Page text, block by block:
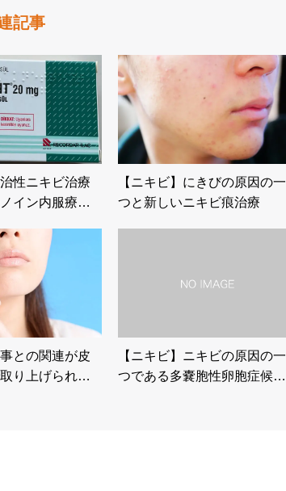
記事
性ニキビ治療
イン内服療…
【ニキビ】にきびの原因の一
つと新しいニキビ痕治療
との関連が皮
り上げられ…
【ニキビ】ニキビの原因の一
つである多嚢胞性卵胞症候…